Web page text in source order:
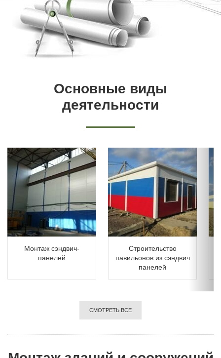
Основные виды
деятельности
Монтаж сэндвич-
панелей
Строительство
павильонов из сэндвич
панелей
СМОТРЕТЬ ВСЕ